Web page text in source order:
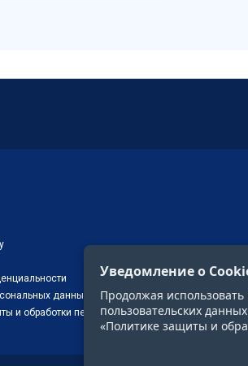
данных
и обработки персональных данных
Уведомление о
Продолжая
пользовательских
«Политике защиты и